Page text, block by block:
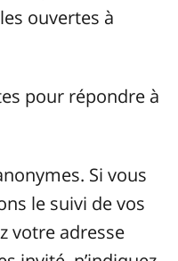
ouvertes à
pour répondre à
Si vous
le suivi de vos
votre adresse